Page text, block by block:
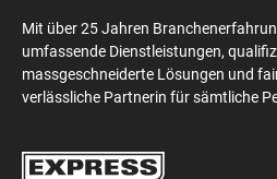
Mit über 25 Jahren
umfassende Dienstleistungen,
massgeschneiderte Lösungen und
verlässliche Partnerin für sämtliche